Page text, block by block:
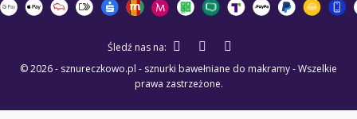
© 2026 - sznureczkowo.pl - sznurki bawełniane do makramy - Wszelkie
prawa zastrzeżone.
Śledź nas na: